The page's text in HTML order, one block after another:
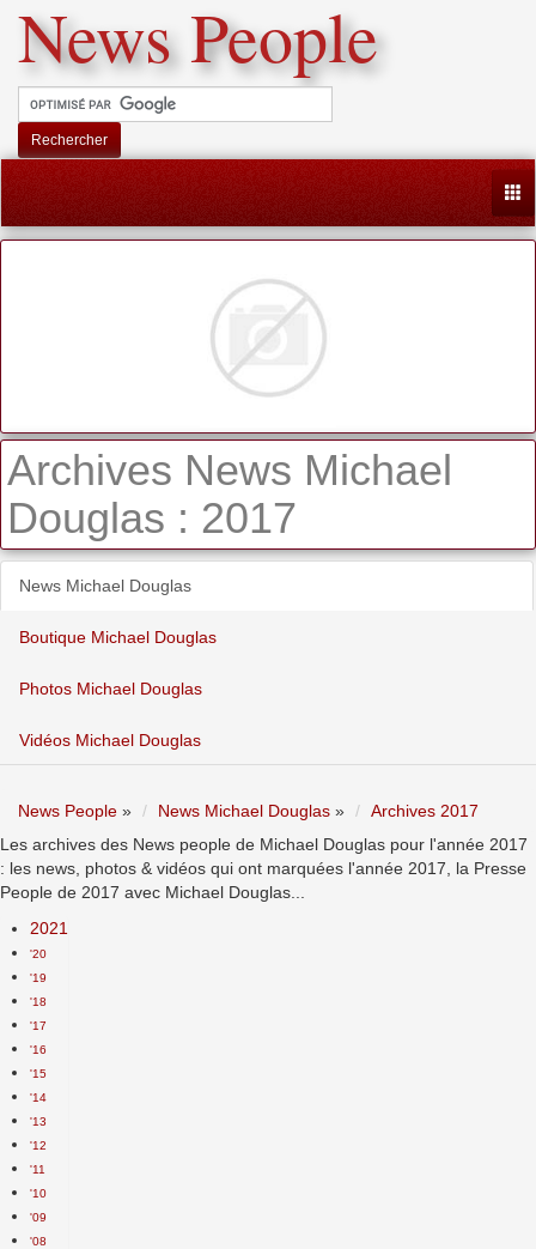
News People
Rechercher
Archives News Michael
Douglas : 2017
News Michael Douglas
Boutique Michael Douglas
Photos Michael Douglas
Vidéos Michael Douglas
News People » News Michael Douglas »
Archives 2017
Les archives des News people de Michael Douglas pour l'année 2017
: les news, photos & vidéos qui ont marquées l'année 2017, la Presse
People de 2017 avec Michael Douglas...
2021
'20
'19
'18
'17
'16
'15
'14
'13
'12
'11
'10
'09
'08